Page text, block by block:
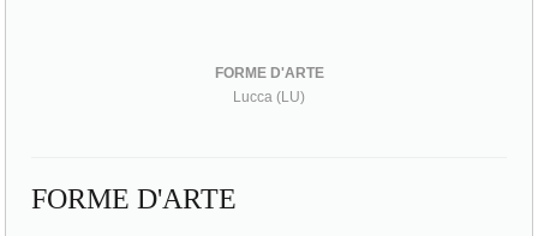
FORME D'ARTE
Lucca (LU)
FORME D'ARTE